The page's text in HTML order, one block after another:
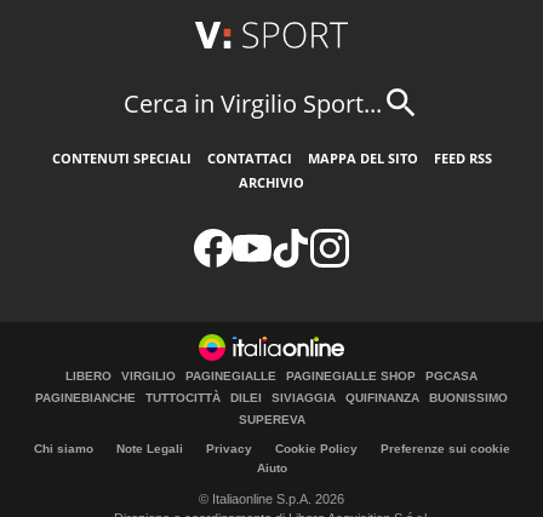
Cerca in Virgilio Sport...
CONTENUTI SPECIALI CONTATTACI MAPPA DEL SITO
FEED RSS
ARCHIVIO
LIBERO VIRGILIO PAGINEGIALLE PAGINEGIALLE SHOP
PGCASA
PAGINEBIANCHE
TUTTOCITTÀ DILEI SIVIAGGIA QUIFINANZA
BUONISSIMO
SUPEREVA
Chi siamo Note Legali Privacy Cookie Policy
Preferenze sui cookie
Aiuto
© Italiaonline S.p.A. 2026